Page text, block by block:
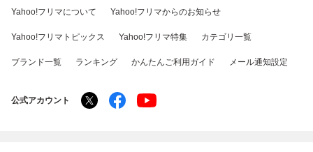
Yahoo!フリマについて Yahoo!フリマからのお知らせ
Yahoo!フリマトピックス Yahoo!フリマ特集 カテゴリ一覧
ブランド一覧 ランキング かんたんご利用ガイド メール通知設定
公式アカウント